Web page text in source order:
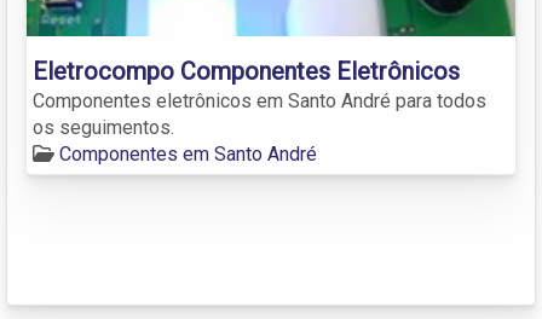
Eletrocompo Componentes Eletrônicos
Componentes eletrônicos em Santo André para todos
os seguimentos.
Componentes em Santo André